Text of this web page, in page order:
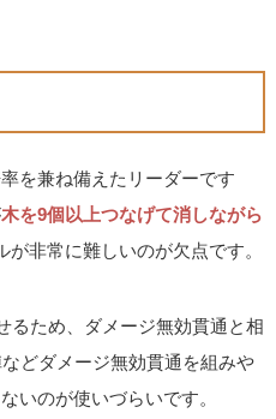
を兼ね備えたリーダーです
木を9個以上つなげて消しながら
が非常に難しいのが欠点です。
るため、ダメージ無効貫通と相
どダメージ無効貫通を組みや
いのが使いづらいです。